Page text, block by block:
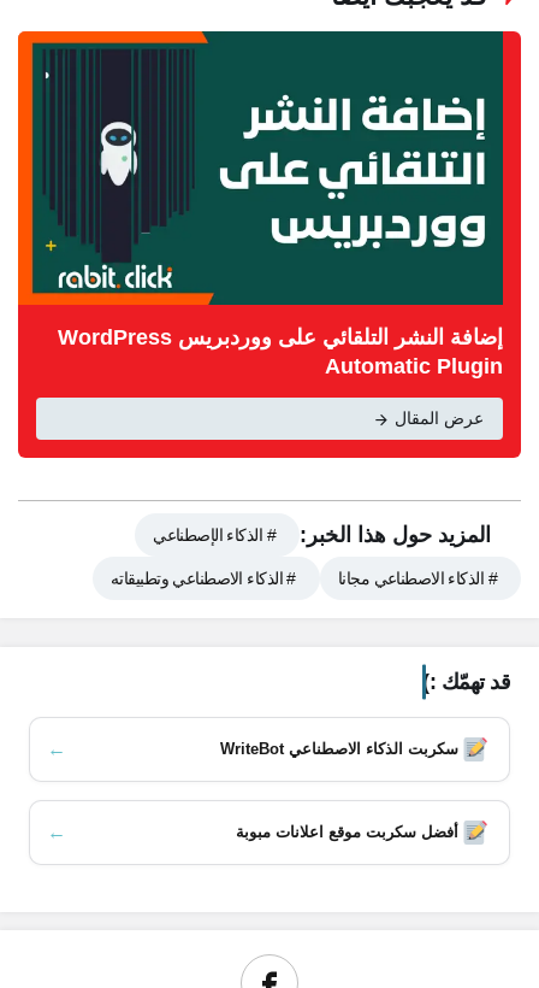
إضافة النشر التلقائي على ووردبريس WordPress
Automatic Plugin
عرض المقال
المزيد حول هذا الخبر: # الذكاء الإصطناعي
# الذكاء الاصطناعي مجانا # الذكاء الاصطناعي وتطبيقاته
قد تهمّك :)
سكربت الذكاء الاصطناعي WriteBot ←
أفضل سكربت موقع اعلانات مبوبة ←